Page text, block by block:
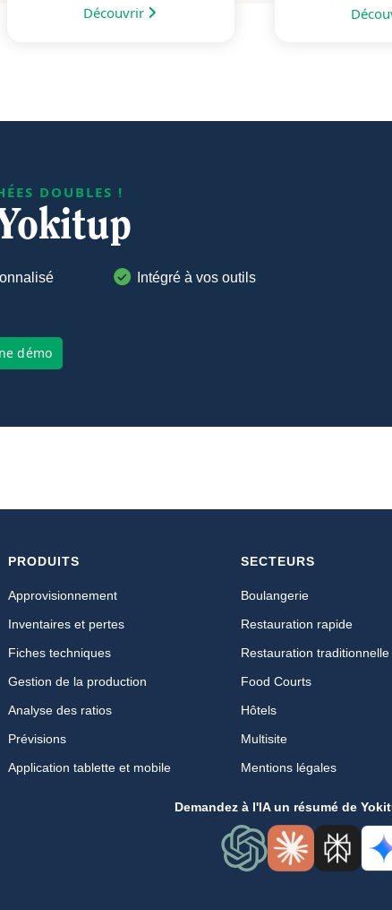
Découvrir
DOUBLES !
Intégré à vos outils
démo
PRODUITS
Approvisionnement
Inventaires et pertes
Fiches techniques
Gestion de la production
Analyse des ratios
Prévisions
Application tablette et mobile
SECTEURS
Boulangerie
Restauration rapide
Restauration traditionnelle
Food Courts
Hôtels
Multisite
Mentions légales
Demandez à l'IA un résumé de